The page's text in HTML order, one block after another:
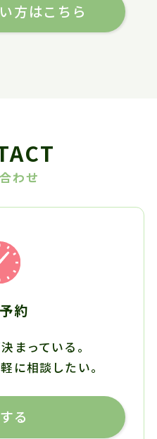
方はこちら
わせ
約
まっている。
に相談したい。
る